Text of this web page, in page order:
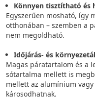
Könnyen tisztítható és
Egyszerűen mosható, így
otthonában – szemben a
nem megoldható.
Időjárás- és
Magas páratartalom és a
sótartalma mellett is
mellett az alumínium
károsodhatnak.